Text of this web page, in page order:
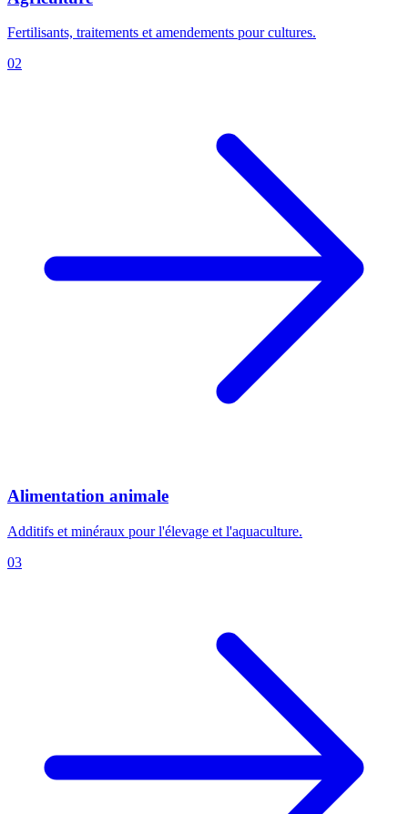
Fertilisants, traitements et amendements pour cultures.
02
Alimentation animale
Additifs et minéraux pour l'élevage et l'aquaculture.
03